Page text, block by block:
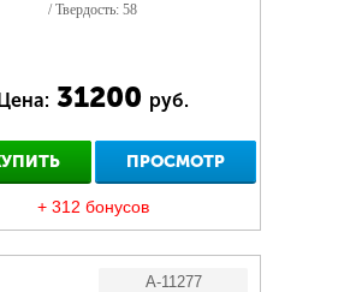
/ Твердость: 58
31200 руб.
ПРОСМОТР
+ 312 бонусов
A-11277